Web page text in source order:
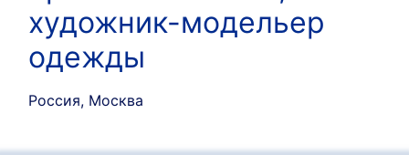
художник-модельер
одежды
Россия, Москва